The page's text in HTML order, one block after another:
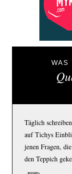
WAS
Täglich
auf Tichys
jenen Fragen,
den Teppich